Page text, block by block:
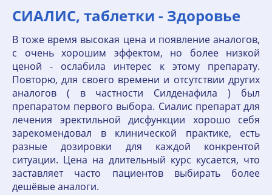
СИАЛИС, таблетки - Здоровье
В тоже время высокая цена и появление аналогов,
с очень хорошим эффектом, но более низкой
ценой - ослабила интерес к этому препарату.
Повторю, для своего времени и отсутствии других
аналогов ( в частности Силденафила ) был
препаратом первого выбора. Сиалис препарат для
лечения эректильной дисфункции хорошо себя
зарекомендовал в клинической практике, есть
разные дозировки для каждой конкрентой
ситуации. Цена на длительный курс кусается, что
заставляет часто пациентов выбирать более
дешёвые аналоги.